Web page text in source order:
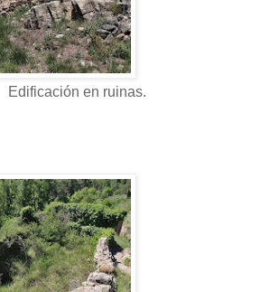
Edificación en ruinas.